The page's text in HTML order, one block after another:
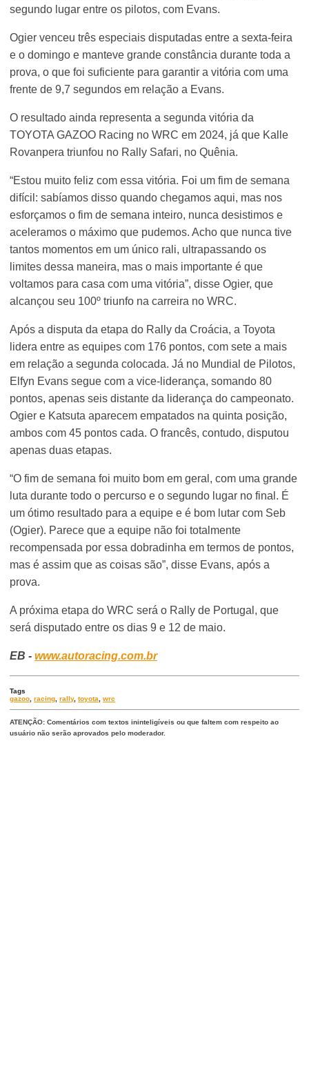
segundo lugar entre os pilotos, com Evans.
Ogier venceu três especiais disputadas entre a sexta-feira
e o domingo e manteve grande constância durante toda a
prova, o que foi suficiente para garantir a vitória com uma
frente de 9,7 segundos em relação a Evans.
O resultado ainda representa a segunda vitória da
TOYOTA GAZOO Racing no WRC em 2024, já que Kalle
Rovanpera triunfou no Rally Safari, no Quênia.
“Estou muito feliz com essa vitória. Foi um fim de semana
difícil: sabíamos disso quando chegamos aqui, mas nos
esforçamos o fim de semana inteiro, nunca desistimos e
aceleramos o máximo que pudemos. Acho que nunca tive
tantos momentos em um único rali, ultrapassando os
limites dessa maneira, mas o mais importante é que
voltamos para casa com uma vitória”, disse Ogier, que
alcançou seu 100º triunfo na carreira no WRC.
Após a disputa da etapa do Rally da Croácia, a Toyota
lidera entre as equipes com 176 pontos, com sete a mais
em relação a segunda colocada. Já no Mundial de Pilotos,
Elfyn Evans segue com a vice-liderança, somando 80
pontos, apenas seis distante da liderança do campeonato.
Ogier e Katsuta aparecem empatados na quinta posição,
ambos com 45 pontos cada. O francês, contudo, disputou
apenas duas etapas.
“O fim de semana foi muito bom em geral, com uma grande
luta durante todo o percurso e o segundo lugar no final. É
um ótimo resultado para a equipe e é bom lutar com Seb
(Ogier). Parece que a equipe não foi totalmente
recompensada por essa dobradinha em termos de pontos,
mas é assim que as coisas são”, disse Evans, após a
prova.
A próxima etapa do WRC será o Rally de Portugal, que
será disputado entre os dias 9 e 12 de maio.
EB -www.autoracing.com.br
Tags
gazoo ,racing ,rally,toyota ,wrc
ATENÇÃO: Comentários com textos ininteligíveis ou que faltem com respeito ao
usuário não serão aprovados pelo moderador.